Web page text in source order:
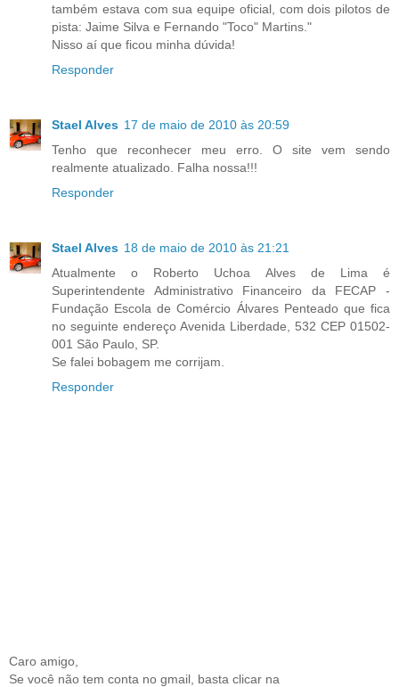
também estava com sua equipe oficial, com dois pilotos de
pista: Jaime Silva e Fernando "Toco" Martins."
Nisso aí que ficou minha dúvida!
Responder
Stael Alves 17 de maio de 2010 às 20:59
Tenho que reconhecer meu erro. O site vem sendo
realmente atualizado. Falha nossa!!!
Responder
Stael Alves 18 de maio de 2010 às 21:21
Atualmente o Roberto Uchoa Alves de Lima é
Superintendente Administrativo Financeiro da FECAP -
Fundação Escola de Comércio Álvares Penteado que fica
no seguinte endereço Avenida Liberdade, 532 CEP 01502-
001 São Paulo, SP.
Se falei bobagem me corrijam.
Responder
Caro amigo,
Se você não tem conta no gmail, basta clicar na